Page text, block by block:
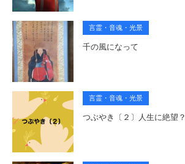
言霊・音魂・光景
千の風になって
言霊・音魂・光景
つぶやき〔２〕人生に絶望？